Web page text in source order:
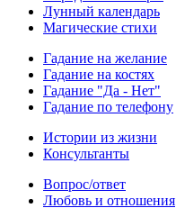
Лунный календарь
Магические стихи
Гадание на желание
Гадание на костях
Гадание "Да - Нет"
Гадание по телефону
Истории из жизни
Консультанты
Вопрос/ответ
Любовь и отношения